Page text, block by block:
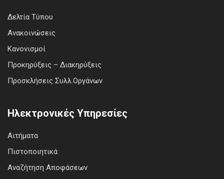
Δελτία Τύπου
Ανακοινώσεις
Κανονισμοί
Προκηρύξεις – Διακηρύξεις
Προσκλήσεις Συλλ.Οργάνων
Ηλεκτρονικές Υπηρεσίες
Αιτήματα
Πιστοποιητικά
Αναζήτηση Αποφάσεων